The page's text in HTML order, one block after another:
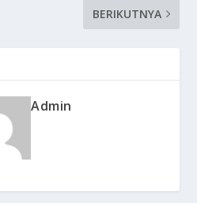
BERIKUTNYA
Admin